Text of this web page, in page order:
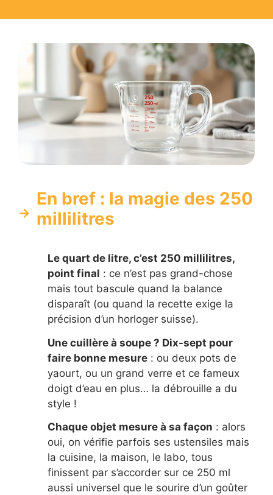
En bref : la magie des 250
millilitres
Le quart de litre, c’est 250 millilitres,
point final : ce n’est pas grand-chose
mais tout bascule quand la balance
disparaît (ou quand la recette exige la
précision d’un horloger suisse).
Une cuillère à soupe ? Dix-sept pour
faire bonne mesure : ou deux pots de
yaourt, ou un grand verre et ce fameux
doigt d’eau en plus… la débrouille a du
style !
Chaque objet mesure à sa façon : alors
oui, on vérifie parfois ses ustensiles mais
la cuisine, la maison, le labo, tous
finissent par s’accorder sur ce 250 ml
aussi universel que le sourire d’un goûter